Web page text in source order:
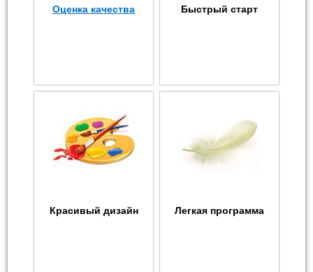
Оценка качества Быстрый старт
Красивый дизайн Легкая программа